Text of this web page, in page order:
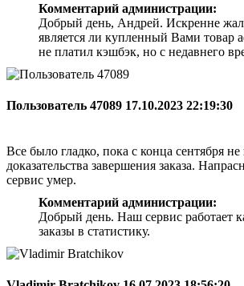
Комментарий администрации:
Добрый день, Андрей. Искренне
является ли купленный Вами товар
не платил кэшбэк, но с недавнего
Пользователь 47089 17.10.2023 22:19:30
Все было гладко, пока с конца сентября
доказательства завершения заказа.
сервис умер.
Комментарий администрации:
Добрый день. Наш сервис работает
заказы в статистику.